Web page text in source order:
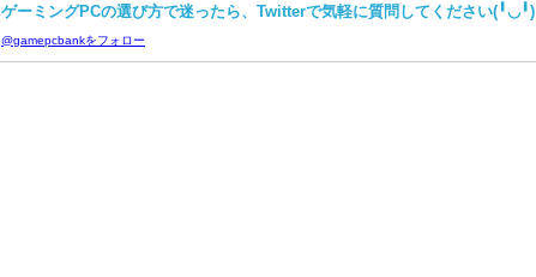
ゲーミングPCの選び方で迷ったら、Twitterで気軽に質問してください(╹◡╹)
@gamepcbankをフォロー